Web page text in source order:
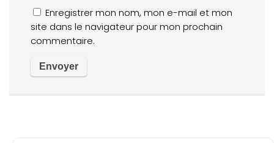
Enregistrer mon nom, mon e-mail et mon
site dans le navigateur pour mon prochain
commentaire.